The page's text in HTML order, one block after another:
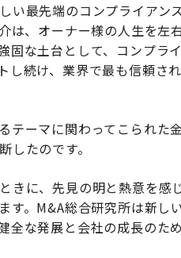
い最先端のコンプライアン
は、オーナー様の人生を左
固な土台として、コンプラ
し続け、業界で最も信頼さ
テーマに関わってこられた
たのです。
きに、先見の明と熱意を感
す。M&A総合研究所は新し
全な発展と会社の成長のた